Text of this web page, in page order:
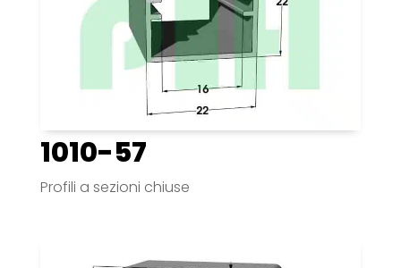
1010-57
Profili a sezioni chiuse